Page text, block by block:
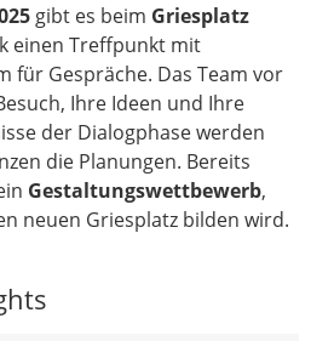
gibt es beim Griesplatz
einen Treffpunkt mit
für Gespräche. Das Team vor
Ihre Ideen und Ihre
der Dialogphase werden
die Planungen. Bereits
Gestaltungswettbewerb,
neuen Griesplatz bilden wird.